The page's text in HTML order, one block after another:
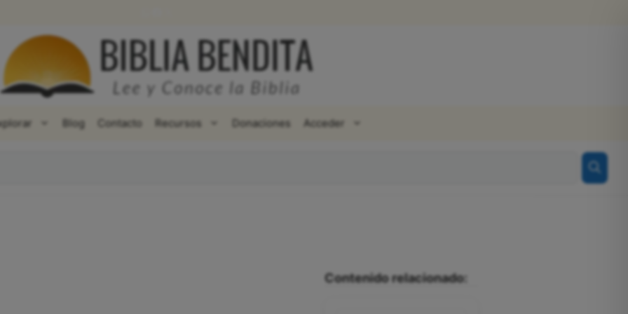
Blog Contacto Recursos Donaciones Acceder
Contenido relacionado: